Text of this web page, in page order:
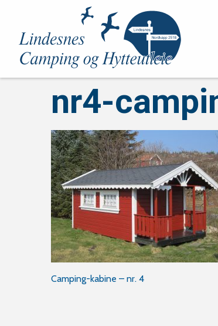
nr4-
Innleggsnavigasjon
Camping-kabine – nr. 4